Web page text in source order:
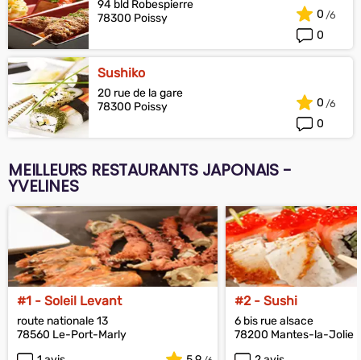
94 bld Robespierre
78300 Poissy
0
0
Sushiko
20 rue de la gare
78300 Poissy
0
0
MEILLEURS RESTAURANTS JAPONAIS -
YVELINES
#1 - Soleil Levant
route nationale 13
78560 Le-Port-Marly
#2 - Sushi
6 bis rue alsace
78200 Mantes-la-Jolie